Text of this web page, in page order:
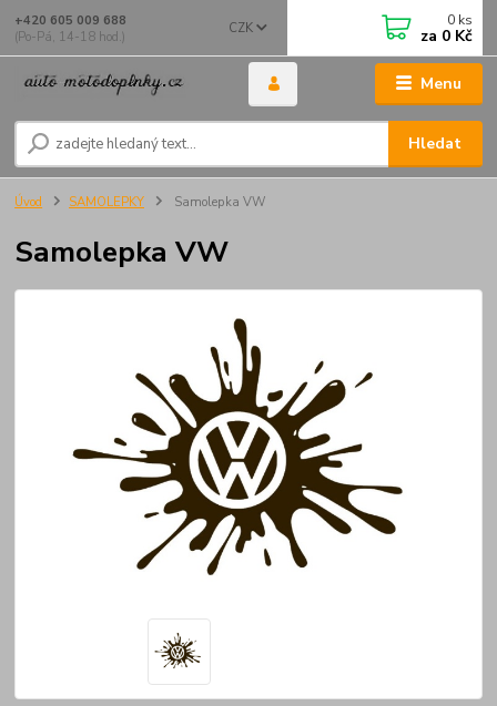
Menu
CZK
Hledat
+420 605 009 688
(Po-Pá, 14-18 hod.)
0 ks
za 0 Kč
Úvod SAMOLEPKY Samolepka VW
Samolepka VW